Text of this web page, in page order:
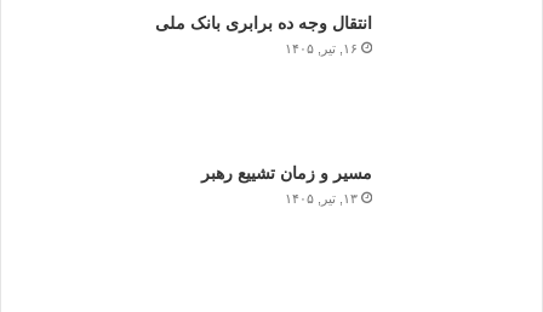
انتقال وجه ده برابری بانک ملی
۱۶, تیر, ۱۴۰۵
مسیر و زمان تشییع رهبر
۱۳, تیر, ۱۴۰۵